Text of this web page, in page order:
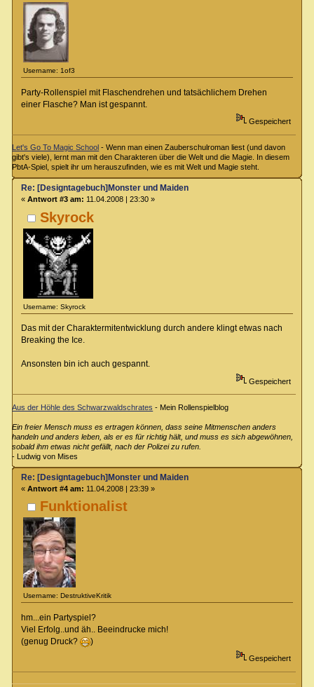
Username: 1of3
Party-Rollenspiel mit Flaschendrehen und tatsächlichem Drehen
einer Flasche? Man ist gespannt.
Gespeichert
Let's Go To Magic School - Wenn man einen Zauberschulroman liest (und davon
gibt's viele), lernt man mit den Charakteren über die Welt und die Magie. In diesem
PbtA-Spiel, spielt ihr um herauszufinden, wie es mit Welt und Magie steht.
Skyrock
Username: Skyrock
Re: [Designtagebuch]Monster und Maiden
« Antwort #3 am: 11.04.2008 | 23:30 »
Das mit der Charaktermitentwicklung durch andere klingt etwas nach
Breaking the Ice.
Ansonsten bin ich auch gespannt.
Gespeichert
Aus der Höhle des Schwarzwaldschrates - Mein Rollenspielblog
Ein freier Mensch muss es ertragen können, dass seine Mitmenschen anders
handeln und anders leben, als er es für richtig hält, und muss es sich abgewöhnen,
sobald ihm etwas nicht gefällt, nach der Polizei zu rufen.
- Ludwig von Mises
Funktionalist
Username: DestruktiveKritik
Re: [Designtagebuch]Monster und Maiden
« Antwort #4 am: 11.04.2008 | 23:39 »
hm...ein Partyspiel?
Viel Erfolg..und äh.. Beeindrucke mich!
(genug Druck?
)
Gespeichert